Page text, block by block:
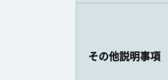
その他説明事項